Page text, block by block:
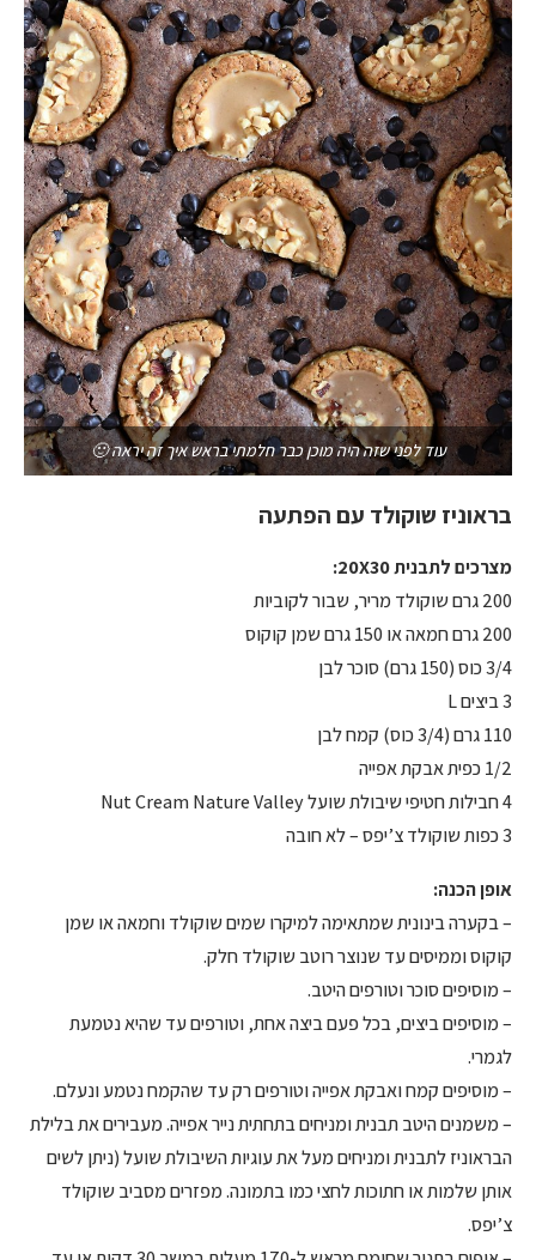
עוד לפני שזה היה מוכן כבר חלמתי בראש איך זה יראה 🙂
בראוניז שוקולד עם הפתעה
מצרכים לתבנית 20X30:
200 גרם שוקולד מריר, שבור לקוביות
200 גרם חמאה או 150 גרם שמן קוקוס
3/4 כוס (150 גרם) סוכר לבן
3 ביצים L
110 גרם (3/4 כוס) קמח לבן
1/2 כפית אבקת אפייה
4 חבילות חטיפי שיבולת שועל Nut Cream Nature Valley
3 כפות שוקולד צ’יפס – לא חובה
אופן הכנה:
– בקערה בינונית שמתאימה למיקרו שמים שוקולד וחמאה או שמן
קוקוס וממיסים עד שנוצר רוטב שוקולד חלק.
– מוסיפים סוכר וטורפים היטב.
– מוסיפים ביצים, בכל פעם ביצה אחת, וטורפים עד שהיא נטמעת
לגמרי.
– מוסיפים קמח ואבקת אפייה וטורפים רק עד שהקמח נטמע ונעלם.
– משמנים היטב תבנית ומניחים בתחתית נייר אפייה. מעבירים את בלילת
הבראוניז לתבנית ומניחים מעל את עוגיות השיבולת שועל (ניתן לשים
אותן שלמות או חתוכות לחצי כמו בתמונה. מפזרים מסביב שוקולד
צ’יפס.